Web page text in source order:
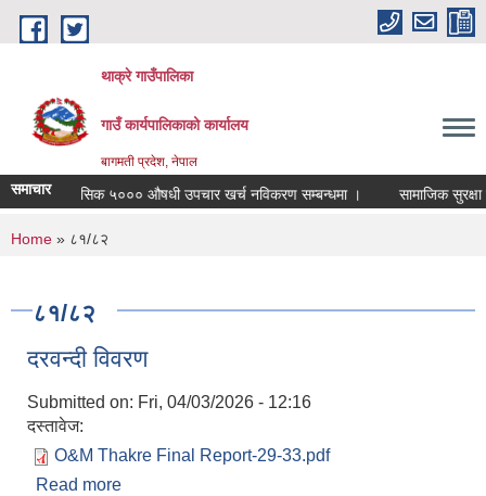
Skip to main content
थाक्रे गाउँपालिका
गाउँ कार्यपालिकाको कार्यालय
बागमती प्रदेश, नेपाल
समाचारमासिक ५००० औषधी उपचार खर्च नविकरण सम्बन्धमा । सामाजिक सुरक्षा
You are here
Home » ८१/८२
८१/८२
दरवन्दी विवरण
Submitted on: Fri, 04/03/2026 - 12:16
दस्तावेज:
O&M Thakre Final Report-29-33.pdf
Read more